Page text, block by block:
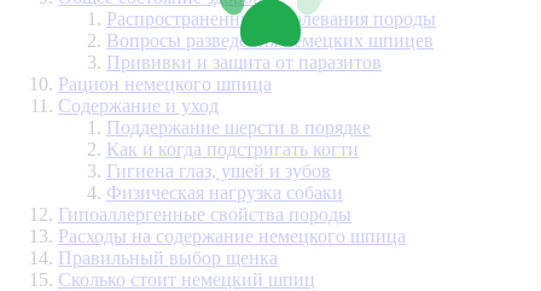
Распространенные заболевания породы
Вопросы разведения немецких шпицев
Прививки и защита от паразитов
Рацион немецкого шпица
Содержание и уход
Поддержание шерсти в порядке
Как и когда подстригать когти
Гигиена глаз, ушей и зубов
Физическая нагрузка собаки
Гипоаллергенные свойства породы
Расходы на содержание немецкого шпица
Правильный выбор щенка
Сколько стоит немецкий шпиц